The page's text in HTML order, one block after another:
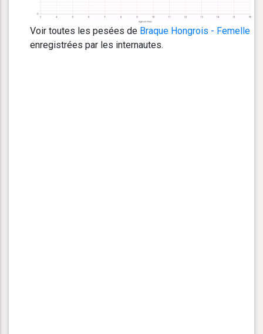
Voir toutes les pesées de Braque Hongrois - Femelle
enregistrées par les internautes.